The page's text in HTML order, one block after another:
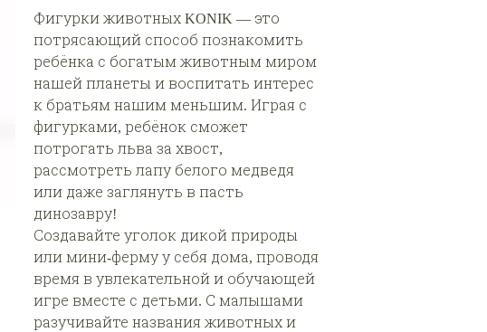
Фигурки животных KONIK — это
потрясающий способ познакомить
ребёнка с богатым животным миром
нашей планеты и воспитать интерес
к братьям нашим меньшим. Играя с
фигурками, ребёнок сможет
потрогать льва за хвост,
рассмотреть лапу белого медведя
или даже заглянуть в пасть
динозавру!
Создавайте уголок дикой природы
или мини-ферму у себя дома, проводя
время в увлекательной и обучающей
игре вместе с детьми. С малышами
разучивайте названия животных и